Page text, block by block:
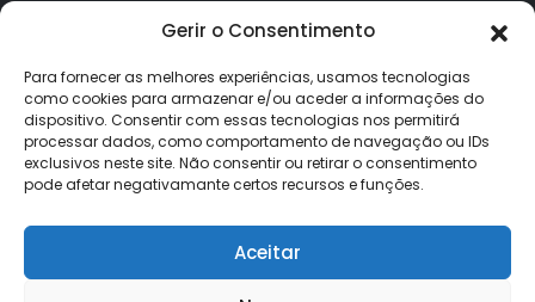
Gerir o Consentimento
Para fornecer as melhores experiências, usamos tecnologias
como cookies para armazenar e/ou aceder a informações do
dispositivo. Consentir com essas tecnologias nos permitirá
processar dados, como comportamento de navegação ou IDs
exclusivos neste site. Não consentir ou retirar o consentimento
pode afetar negativamante certos recursos e funções.
Aceitar
A minha conta
A Minha Conta
Histórico de Pedidos
Lista de Desejos
Newsletter